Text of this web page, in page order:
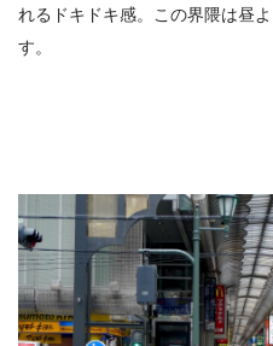
れるドキドキ感。この界隈は昼
す。